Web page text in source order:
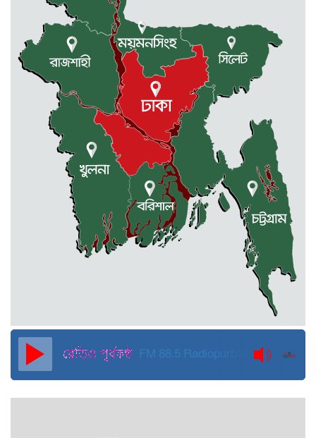
সরকারের ফ্যামিলি কার্ড কার্যক্রম
বাস্তবায়নে ব্যয় ২০০০ কোটি টাকা
মোহনগঞ্জে কর্মস্থলেই অসুস্থ- রক্তবমির পর
প্রাণ গেল স্বাস্থ্য কর্মকর্তার
কুড়িগ্রামে বন্যাদুর্গতদের জন্য বরাদ্দকৃত
৩০ মেট্রিক টন চাল,একমুঠোও জোটেনি
ক্ষতিগ্রস্ত মানুষের ভাগ্যে
জুলাই ব্যবসা ও হাদি ব্যবসা চালু রাখতে
হবে: মাহমুদা মিতু
দুবাইয়ে কারাগার থেকে মুক্তি পেয়েছেন
পুলিশের সাবেক মহাপরিদর্শক বেনজীর
আহমেদ
FM 88.5 Radiopurbakantho